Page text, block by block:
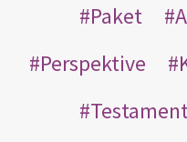
Paket
Perspektive